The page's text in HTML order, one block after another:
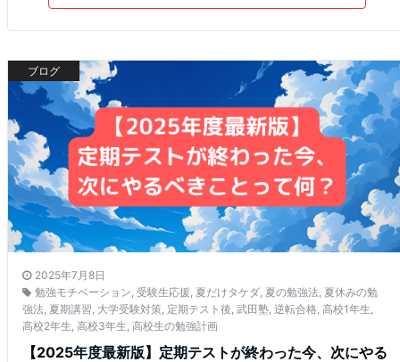
ブログ
2025年7月8日
勉強モチベーション 受験生応援 夏だけタケダ 夏の勉強法 夏休みの勉
強法 夏期講習 大学受験対策 定期テスト後 武田塾 逆転合格 高校1年生
高校2年生 高校3年生 高校生の勉強計画
【2025年度最新版】定期テストが終わった今、次にやる